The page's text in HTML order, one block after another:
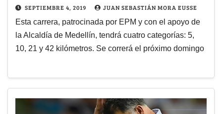
SEPTIEMBRE 4, 2019 JUAN SEBASTIÁN MORA EUSSE
Esta carrera, patrocinada por EPM y con el apoyo de
la Alcaldía de Medellín, tendrá cuatro categorías: 5,
10, 21 y 42 kilómetros. Se correrá el próximo domingo